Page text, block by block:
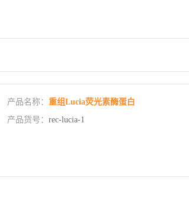
产品名称： 重组Lucia荧光素酶蛋白
产品货号： rec-lucia-1